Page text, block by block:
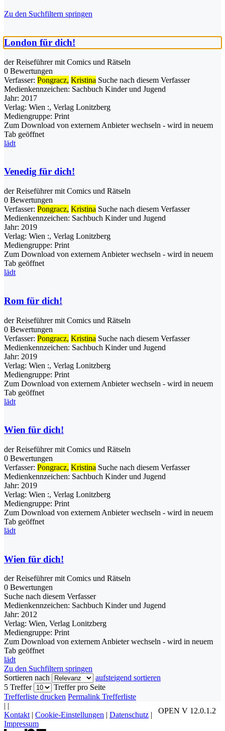
Zu den Suchfiltern springen
London für dich!
der Reiseführer mit Comics und Rätseln
0 Bewertungen
Verfasser: Pongracz, Kristina Suche nach diesem Verfasser
Medienkennzeichen: Sachbuch Kinder und Jugend
Jahr: 2017
Verlag: Wien :, Verlag Lonitzberg
Mediengruppe: Print
Zum Download von externem Anbieter wechseln - wird in neuem
Tab geöffnet
lädt
Venedig für dich!
der Reiseführer mit Comics und Rätseln
0 Bewertungen
Verfasser: Pongracz, Kristina Suche nach diesem Verfasser
Medienkennzeichen: Sachbuch Kinder und Jugend
Jahr: 2019
Verlag: Wien :, Verlag Lonitzberg
Mediengruppe: Print
Zum Download von externem Anbieter wechseln - wird in neuem
Tab geöffnet
lädt
Rom für dich!
der Reiseführer mit Comics und Rätseln
0 Bewertungen
Verfasser: Pongracz, Kristina Suche nach diesem Verfasser
Medienkennzeichen: Sachbuch Kinder und Jugend
Jahr: 2019
Verlag: Wien :, Verlag Lonitzberg
Mediengruppe: Print
Zum Download von externem Anbieter wechseln - wird in neuem
Tab geöffnet
lädt
Wien für dich!
der Reiseführer mit Comics und Rätseln
0 Bewertungen
Verfasser: Pongracz, Kristina Suche nach diesem Verfasser
Medienkennzeichen: Sachbuch Kinder und Jugend
Jahr: 2019
Verlag: Wien :, Verlag Lonitzberg
Mediengruppe: Print
Zum Download von externem Anbieter wechseln - wird in neuem
Tab geöffnet
lädt
Wien für dich!
der Reiseführer mit Comics und Rätseln
0 Bewertungen
Suche nach diesem Verfasser
Medienkennzeichen: Sachbuch Kinder und Jugend
Jahr: 2012
Verlag: Wien, Verlag Lonitzberg
Mediengruppe: Print
Zum Download von externem Anbieter wechseln - wird in neuem
Tab geöffnet
lädt
Zu den Suchfiltern springen
Sortieren nach
aufsteigend sortieren
5 Treffer
Treffer pro Seite
Trefferliste drucken Permalink Trefferliste
OPEN V 12.0.1.2
Kontakt| Cookie-Einstellungen Datenschutz
Impressum